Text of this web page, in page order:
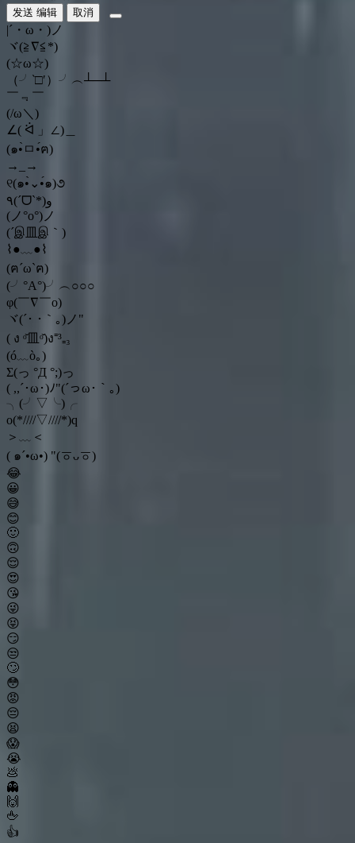
发送 编辑 取消
|´・ω・)ノ
ヾ(≧∇≦*)ゝ
(☆ω☆)
（╯‵□′）╯︵┴─┴
￣﹃￣
(/ω＼)
∠( ᐛ 」∠)＿
(๑•̀ㅁ•́ฅ)
→_→
୧(๑•̀⌄•́๑)૭
٩(ˊᗜˋ*)و
(ノ°ο°)ノ
(´இ皿இ｀)
⌇●﹏●⌇
(ฅ´ω`ฅ)
(╯°A°)╯︵○○○
φ(￣∇￣o)
ヾ(´･ ･｀｡)ノ"
( ง ᵒ̌皿ᵒ̌)ง⁼³₌₃
(ó﹏ò｡)
Σ(っ °Д °;)っ
( ,,´･ω･)ﾉ"(´っω･｀｡)
╮(╯▽╰)╭
o(*////▽////*)q
＞﹏＜
( ๑´•ω•) "(ㆆᴗㆆ)
😂
😀
😅
😊
🙂
🙃
😌
😍
😘
😜
😝
😏
😒
🙄
😳
😡
😔
😫
😱
😭
💩
👻
🙌
🖕
👍